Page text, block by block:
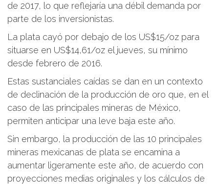
de 2017, lo que reflejaría una débil demanda por
parte de los inversionistas.
La plata cayó por debajo de los US$15/oz para
situarse en US$14,61/oz el jueves, su mínimo
desde febrero de 2016.
Estas sustanciales caídas se dan en un contexto
de declinación de la producción de oro que, en el
caso de las principales mineras de México,
permiten anticipar una leve baja este año.
Sin embargo, la producción de las 10 principales
mineras mexicanas de plata se encamina a
aumentar ligeramente este año, de acuerdo con
proyecciones medias originales y los cálculos de